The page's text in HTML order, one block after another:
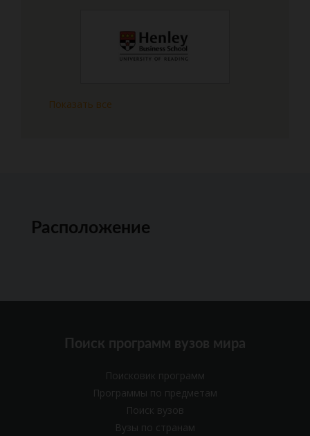
Показать все
Расположение
Поиск программ вузов мира
Поисковик программ
Программы по предметам
Поиск вузов
Вузы по странам